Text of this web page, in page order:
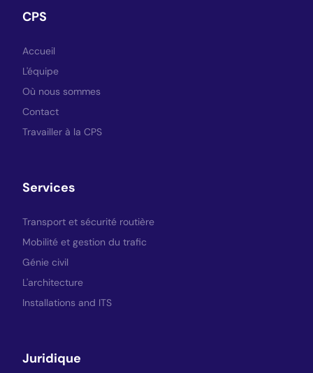
CPS
Accueil
L'équipe
Où nous sommes
Contact
Travailler à la CPS
Services
Transport et sécurité routière
Mobilité et gestion du trafic
Génie civil
L'architecture
Installations and ITS
Juridique